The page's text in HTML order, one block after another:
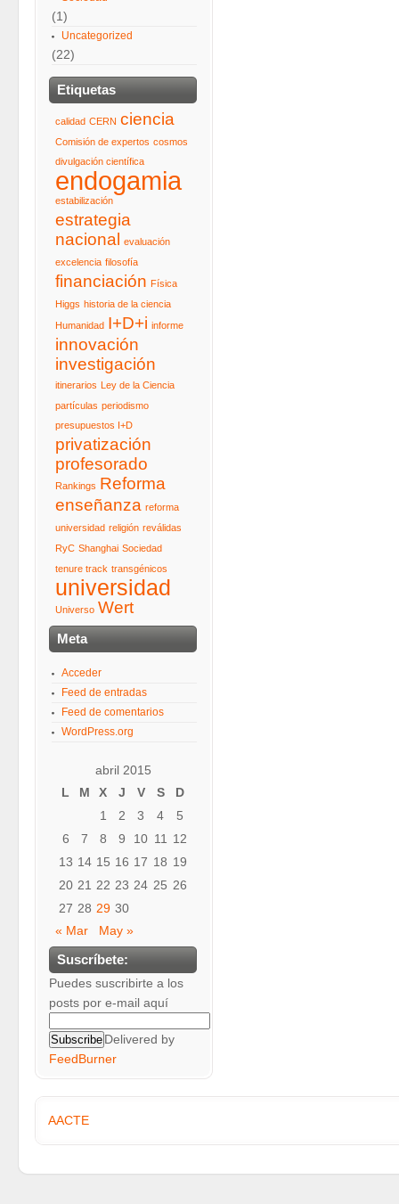
(1)
Uncategorized
(22)
Etiquetas
calidad CERN ciencia
Comisión de expertos cosmos
divulgación científica
endogamia
estabilización
estrategia
nacional
evaluación
excelencia filosofía
financiación Física
Higgs historia de la ciencia
Humanidad I+D+i informe
innovación
investigación
itinerarios Ley de la Ciencia
partículas periodismo
presupuestos I+D
privatización
profesorado
Rankings Reforma
enseñanza reforma
universidad religión reválidas
RyC Shanghai Sociedad
tenure track transgénicos
universidad
Universo Wert
Meta
Acceder
Feed de entradas
Feed de comentarios
WordPress.org
abril 2015
L
M X J V S
D
1
2 3 4
5
6
7 8 9 10 11
12
13 14 15 16 17 18 19
20 21 22 23 24 25 26
27 28 29 30
« Mar
May »
Suscríbete:
Puedes suscribirte a los
posts por e-mail aquí
Delivered by
FeedBurner
AACTE